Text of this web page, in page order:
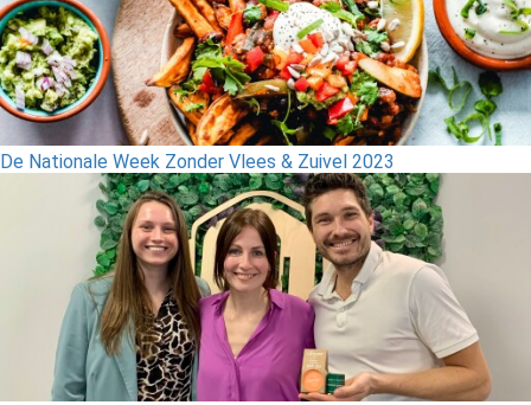
De Nationale Week Zonder Vlees & Zuivel 2023